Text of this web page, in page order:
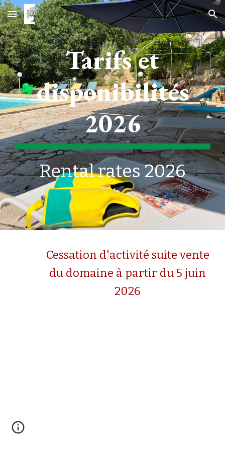
Skip to main content Skip to navigation
Tarifset
disponibilités
2026
Rental rates 2026
Cessation d'activité suite vente
du domaine à partir du 5 juin
2026